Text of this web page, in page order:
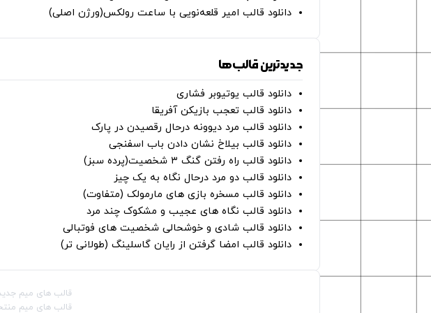
دانلود قالب امیر قلعه‌نویی با ساعت رولکس(ورژن اصلی)
جدیدترین قالب‌ها
دانلود قالب یوتیوبر فشاری
دانلود قالب تعجب بازیکن آفریقا
دانلود قالب مرد دیوونه درحال رقصیدن در پارک
دانلود قالب بیلاخ نشان دادن باب اسفنجی
دانلود قالب راه رفتن گنگ ۳ شخصیت(پرده سبز)
دانلود قالب دو مرد درحال نگاه به یک چیز
دانلود قالب مسخره بازی های مارمولک (متفاوت)
دانلود قالب نگاه های عجیب و مشکوک چند مرد
دانلود قالب شادی و خوشحالی شخصیت های فوتبالی
دانلود قالب امضا گرفتن از رایان گاسلینگ (طولانی تر)
قالب‌ های میم
قالب‌ های میم